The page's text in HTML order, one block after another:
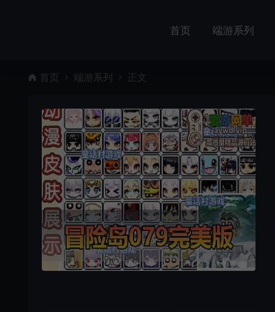
首页 端游系列
首页 端游系列 正文